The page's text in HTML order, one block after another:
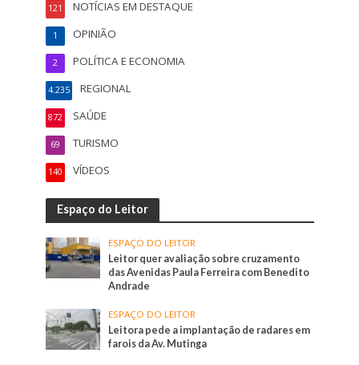
NOTÍCIAS EM DESTAQUE
121
OPINIÃO
1
POLÍTICA E ECONOMIA
2
REGIONAL
4.235
SAÚDE
872
TURISMO
69
VÍDEOS
140
Espaço do Leitor
ESPAÇO DO LEITOR
Leitor quer avaliação sobre cruzamento
das Avenidas Paula Ferreira com Benedito
Andrade
ESPAÇO DO LEITOR
Leitora pede a implantação de radares em
farois da Av. Mutinga